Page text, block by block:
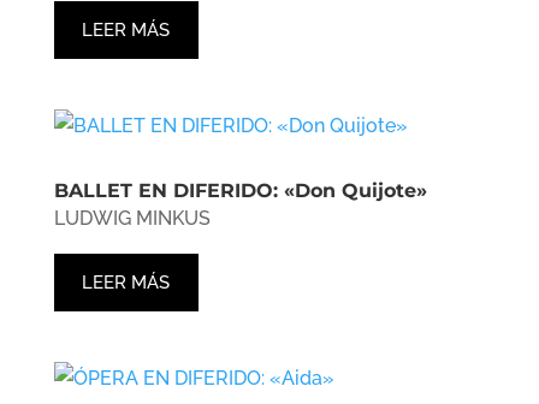
LEER MÁS
BALLET EN DIFERIDO: «Don Quijote»
LUDWIG MINKUS
LEER MÁS